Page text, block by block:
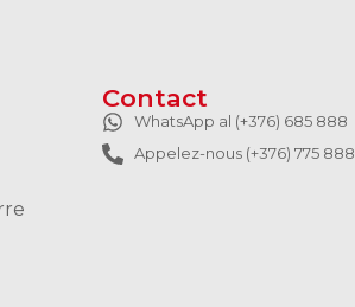
Contact
WhatsApp al (+376) 685 888
Appelez-nous (+376) 775 888